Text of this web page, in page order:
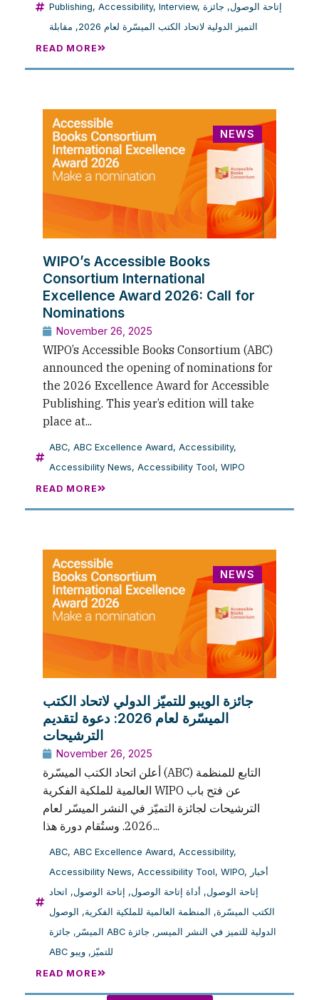
Publishing, Accessibility, Interview, إتاحة الوصول, جائزة
التميز الدولية لاتحاد الكتب الميسّرة لعام 2026
, مقابلة
READ MORE
NEWS
WIPO’s Accessible Books
Consortium International
Excellence Award 2026: Call for
Nominations
November 26, 2025
WIPO’s Accessible Books Consortium (ABC)
announced the opening of nominations for
the 2026 Excellence Award for Accessible
Publishing. This year’s edition will take
place at...
ABC, ABC Excellence Award, Accessibility,
Accessibility News, Accessibility Tool, WIPO
READ MORE
NEWS
جائزة الويبو للتميّز الدولي لاتحاد الكتب
الميسّرة لعام 2026: دعوة لتقديم
الترشيحات
November 26, 2025
أعلن اتحاد الكتب الميسّرة (ABC) التابع للمنظمة
العالمية للملكية الفكرية WIPO عن فتح باب
الترشيحات لجائزة التميّز في النشر الميسّر لعام
2026. وستُقام دورة هذا...
ABC, ABC Excellence Award, Accessibility,
Accessibility News, Accessibility Tool, WIPO, أخبار
إتاحة الوصول, أداة إتاحة الوصول, إتاحة الوصول, اتحاد
الكتب الميسّرة, المنظمة العالمية للملكية الفكرية, الوصول
الميسّر , جائزة ABC الدولية للتميز في النشر الميسر , جائزة
ABC للتميّز , ويبو
READ MORE